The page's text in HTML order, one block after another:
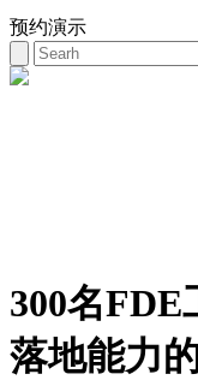
预约演示
300名
落地能力